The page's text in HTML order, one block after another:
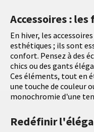
Accessoires :
En hiver, les
esthétiques ; ils sont
confort. Pensez à des
chics ou des gants
Ces éléments, tout en
une touche de couleur
monochromie d'une
Redéfinir